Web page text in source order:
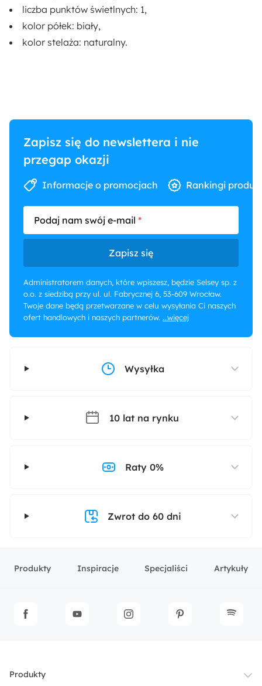
liczba punktów świetlnych: 1,
kolor półek: biały,
kolor stelaża: naturalny.
Zapisz się do newslettera i nie
przegap okazji
Informacje o promocjach Rankingi
Podaj nam swój e-mail
Zapisz się
Administratorem danych, które wpiszesz, będzie Selsey sp. z
o.o. z siedzibą przy ul. ul. Fabrycznej 6, 53-609 Wrocław.
Twoje dane będą przetwarzane w celu wysyłania Ci naszych
ofert handlowych i naszych partnerów. ...więcej
Wysyłka
10 lat na rynku
Raty 0%
Zwrot do 60 dni
Produkty Inspiracje Specjaliści Artykuły
Produkty